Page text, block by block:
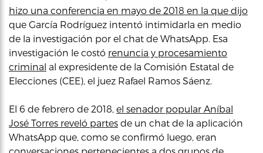
hizo una conferencia en mayo de 2018 en la que dijo
que García Rodríguez intentó intimidarla en medio
de la investigación por el chat de WhatsApp. Esa
investigación le costó renuncia y procesamiento
criminal al expresidente de la Comisión Estatal de
Elecciones (CEE), el juez Rafael Ramos Sáenz.
El 6 de febrero de 2018, el senador popular Aníbal
José Torres reveló partes de un chat de la aplicación
WhatsApp que, como se confirmó luego, eran